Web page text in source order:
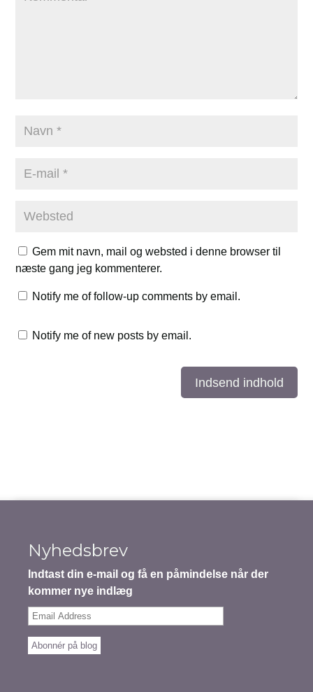
Gem mit navn, mail og websted i denne browser til
næste gang jeg kommenterer.
Notify me of follow-up comments by email.
Notify me of new posts by email.
Indsend indhold
Nyhedsbrev
Indtast din e-mail og få en påmindelse når der
kommer nye indlæg
Email
Abonnér på blog